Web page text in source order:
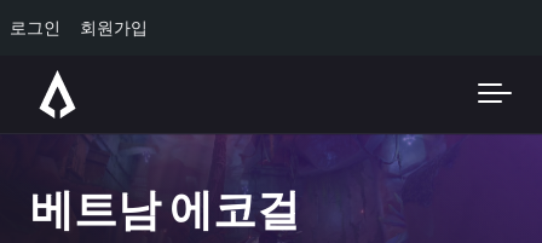
로그인 회원가입
Skip to main content
베트남 에코걸